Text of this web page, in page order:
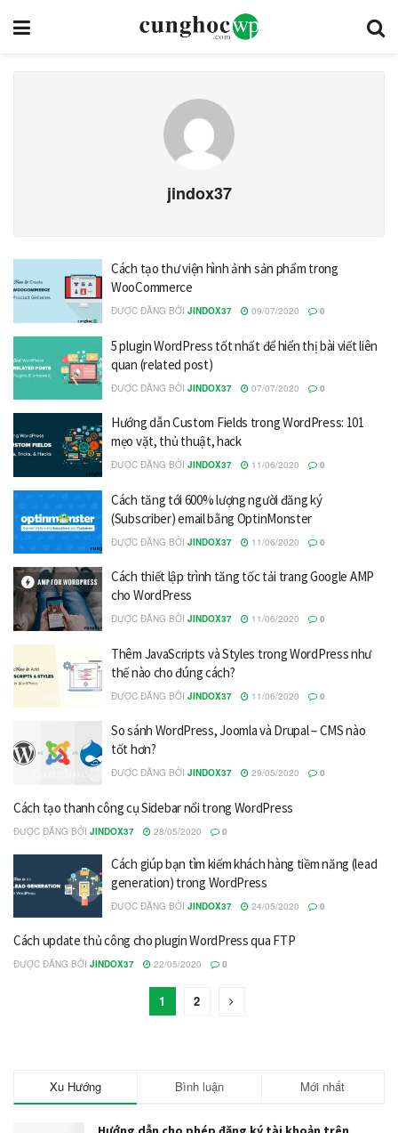
jindox37
Cách tạo thư viện hình ảnh sản phẩm trong
WooCommerce
ĐƯỢC ĐĂNG BỞI JINDOX37 09/07/2020 0
5 plugin WordPress tốt nhất để hiển thị bài viết liên
quan (related post)
ĐƯỢC ĐĂNG BỞI JINDOX37 07/07/2020 0
Hướng dẫn Custom Fields trong WordPress: 101
mẹo vặt, thủ thuật, hack
ĐƯỢC ĐĂNG BỞI JINDOX37 11/06/2020 0
Cách tăng tới 600% lượng người đăng ký
(Subscriber) email bằng OptinMonster
ĐƯỢC ĐĂNG BỞI JINDOX37 11/06/2020 0
Cách thiết lập trình tăng tốc tải trang Google AMP
cho WordPress
ĐƯỢC ĐĂNG BỞI JINDOX37 11/06/2020 0
Thêm JavaScripts và Styles trong WordPress như
thế nào cho đúng cách?
ĐƯỢC ĐĂNG BỞI JINDOX37 11/06/2020 0
So sánh WordPress, Joomla và Drupal – CMS nào
tốt hơn?
ĐƯỢC ĐĂNG BỞI JINDOX37 29/05/2020 0
Cách tạo thanh công cụ Sidebar nổi trong WordPress
ĐƯỢC ĐĂNG BỞI JINDOX37 28/05/2020 0
Cách giúp bạn tìm kiếm khách hàng tiềm năng (lead
generation) trong WordPress
ĐƯỢC ĐĂNG BỞI JINDOX37 24/05/2020 0
Cách update thủ công cho plugin WordPress qua FTP
ĐƯỢC ĐĂNG BỞI JINDOX37 22/05/2020 0
1 2
Xu Hướng Bình luận Mới nhất